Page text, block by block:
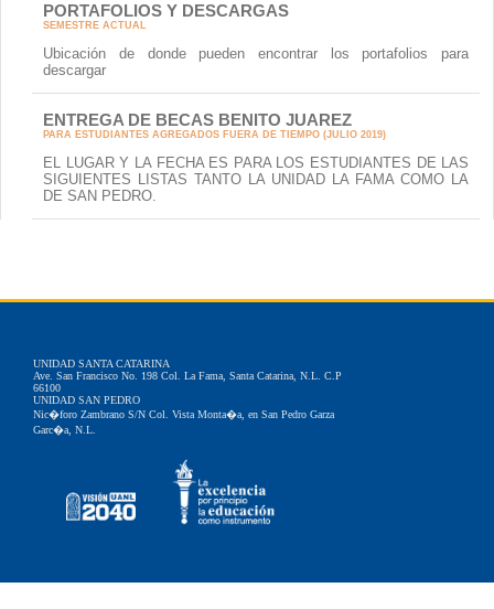
PORTAFOLIOS Y DESCARGAS
SEMESTRE ACTUAL
Ubicación de donde pueden encontrar los portafolios para
descargar
ENTREGA DE BECAS BENITO JUAREZ
PARA ESTUDIANTES AGREGADOS FUERA DE TIEMPO (JULIO 2019)
EL LUGAR Y LA FECHA ES PARA LOS ESTUDIANTES DE LAS
SIGUIENTES LISTAS TANTO LA UNIDAD LA FAMA COMO LA
DE SAN PEDRO.
UNIDAD SANTA CATARINA
Ave. San Francisco No. 198 Col. La Fama, Santa Catarina, N.L. C.P
66100
UNIDAD SAN PEDRO
Nic�foro Zambrano S/N Col. Vista Monta�a, en San Pedro Garza
Garc�a, N.L.